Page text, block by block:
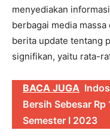
menyediakan
berbagai media
berita update tentang
signifikan, yaitu rata-
BACA JUGA
Bersih Sebesar Rp
Semester I 2023